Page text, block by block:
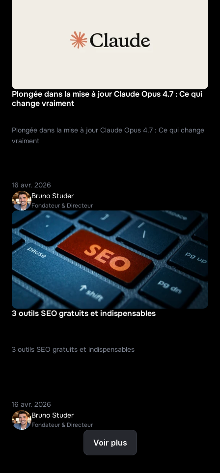
Plongée dans la mise à jour Claude Opus 4.7 : Ce qui
change vraiment
Plongée dans la mise à jour Claude Opus 4.7 : Ce qui change
vraiment
16 avr. 2026
Bruno Studer
Fondateur & Directeur
3 outils SEO gratuits et indispensables
3 outils SEO gratuits et indispensables
16 avr. 2026
Bruno Studer
Fondateur & Directeur
Voir plus